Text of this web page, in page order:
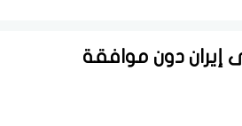
إيران دون موافقة